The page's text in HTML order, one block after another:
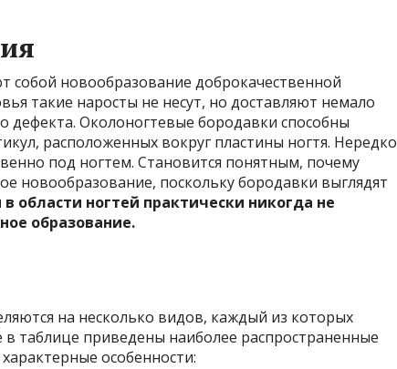
собой новообразование доброкачественной
такие наросты не несут, но доставляют немало
дефекта. Околоногтевые бородавки способны
расположенных вокруг пластины ногтя. Нередко
под ногтем. Становится понятным, почему
новообразование, поскольку бородавки выглядят
области ногтей практически никогда не
образование.
на несколько видов, каждый из которых
таблице приведены наиболее распространенные
особенности: